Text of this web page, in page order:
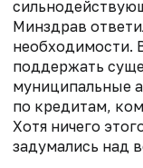
Минздрав
необходимости.
поддержать
муниципальные
по кредитам,
Хотя ничего
задумались над